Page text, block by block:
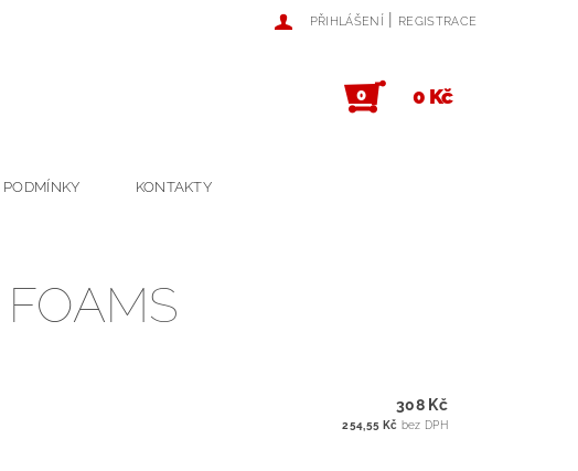
PŘIHLÁŠENÍ | REGISTRACE
0 0 Kč
KONTAKTY
308 Kč
254,55 Kč bez DPH